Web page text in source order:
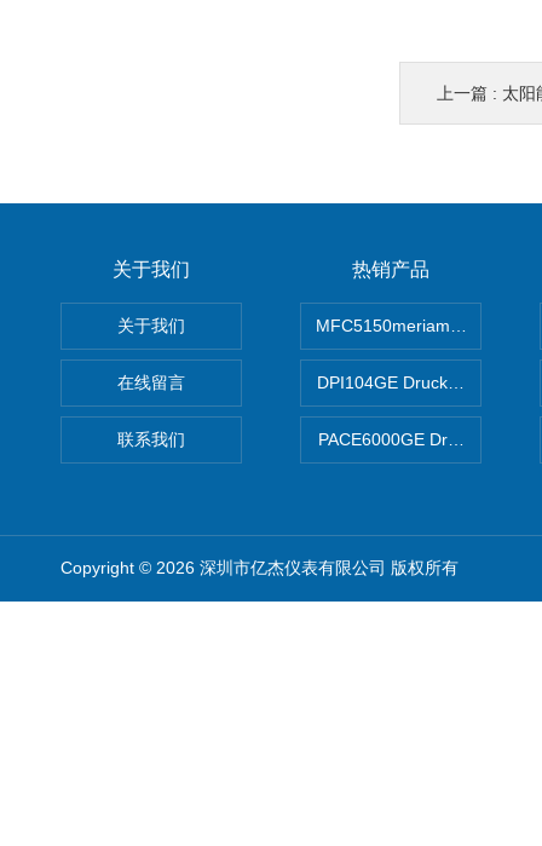
上一篇 : 太阳
关于我们
关于我们
在线留言
联系我们
热销产品
MFC5150meriam智能手操器
DPI104GE Druck德鲁克
PACE6000GE Druck德鲁克
Copyright © 2026 深圳市亿杰仪表有限公司 版权所有